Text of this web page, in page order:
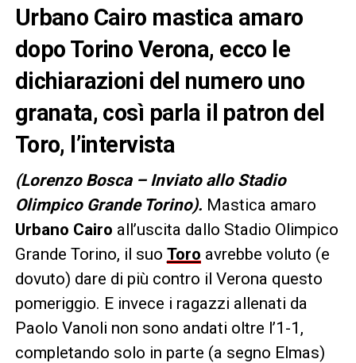
Urbano Cairo mastica amaro
dopo Torino Verona, ecco le
dichiarazioni del numero uno
granata, così parla il patron del
Toro, l’intervista
(Lorenzo Bosca – Inviato allo Stadio
Olimpico Grande Torino). Mastica amaro
Urbano Cairo all’uscita dallo Stadio Olimpico
Grande Torino, il suo Toro avrebbe voluto (e
dovuto) dare di più contro il Verona questo
pomeriggio. E invece i ragazzi allenati da
Paolo Vanoli non sono andati oltre l’1-1,
completando solo in parte (a segno Elmas)